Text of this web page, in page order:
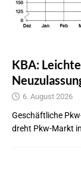
KBA:
6. August 2026
Geschäftliche
dreht Pkw-Markt